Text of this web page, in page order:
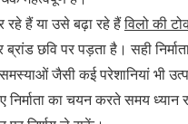
हैं या उसे बढ़ा रहे हैं विलो की
छवि पर पड़ता है। सही
समस्याओं जैसी कई परेशानियां भी
का चयन करते समय